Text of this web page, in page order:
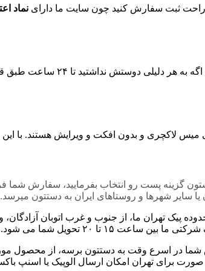
راحت ثبت سفارش کنید چون سایت ما دارای نماد
یا مرجوع کنید (برای این منظور در یکی از شبکه های اجتماعی به ما پیام دهید)🤗🌹
و بدون افکت و ویرایش هستند. با این حال با
گزینه پست رو انتخاب بفرمایید، سفارش
سایر شهرها و روستاهای ایران به دستتون
پیک تهران ما، از جنوب و غرب اتوبان
۱۵ تا ٢٠ تحويل شما مى شود.
در اسرع وقت به دستتون برسه، از محصول
صورت برای تهران امکان ارسال الوپیک یا اسنپ